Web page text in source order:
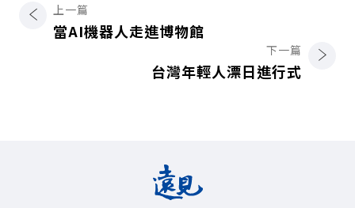
上一篇
當AI機器人走進博物館
下一篇
台灣年輕人漂日進行式